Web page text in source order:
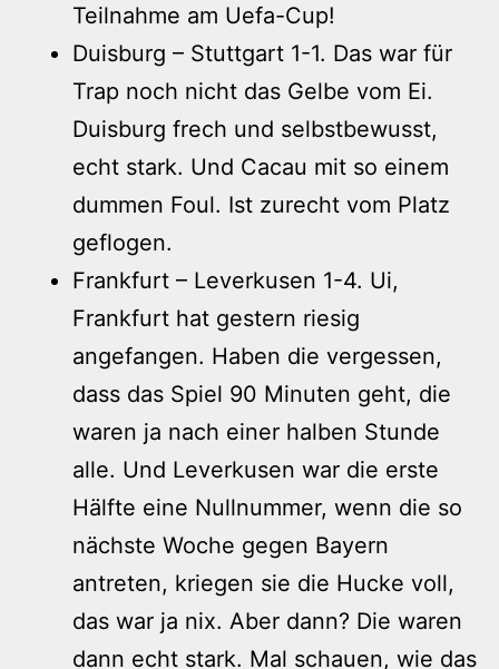
Teilnahme am Uefa-Cup!
Duisburg – Stuttgart 1-1. Das war für
Trap noch nicht das Gelbe vom Ei.
Duisburg frech und selbstbewusst,
echt stark. Und Cacau mit so einem
dummen Foul. Ist zurecht vom Platz
geflogen.
Frankfurt – Leverkusen 1-4. Ui,
Frankfurt hat gestern riesig
angefangen. Haben die vergessen,
dass das Spiel 90 Minuten geht, die
waren ja nach einer halben Stunde
alle. Und Leverkusen war die erste
Hälfte eine Nullnummer, wenn die so
nächste Woche gegen Bayern
antreten, kriegen sie die Hucke voll,
das war ja nix. Aber dann? Die waren
dann echt stark. Mal schauen, wie das